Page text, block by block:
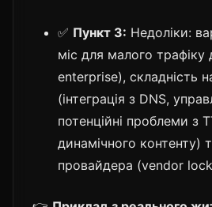
✅ Пункт 3: Недоліки:
міс для малого трафіку
enterprise), складність
(інтеграція з DNS,
потенційні проблеми з
динамічного контенту)
провайдера (vendor